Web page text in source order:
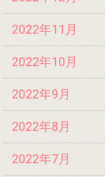
2022年11月
2022年10月
2022年9月
2022年8月
2022年7月